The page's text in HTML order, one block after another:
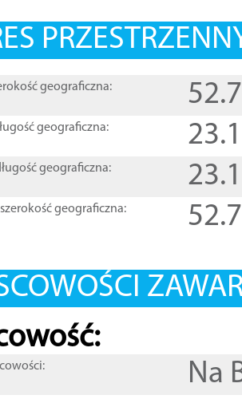
geograficzna:
geograficzna:
geograficzna:
geograficzna:
Na